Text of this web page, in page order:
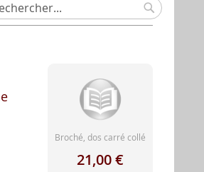
Rechercher
Broché, dos carré collé
21,00 €